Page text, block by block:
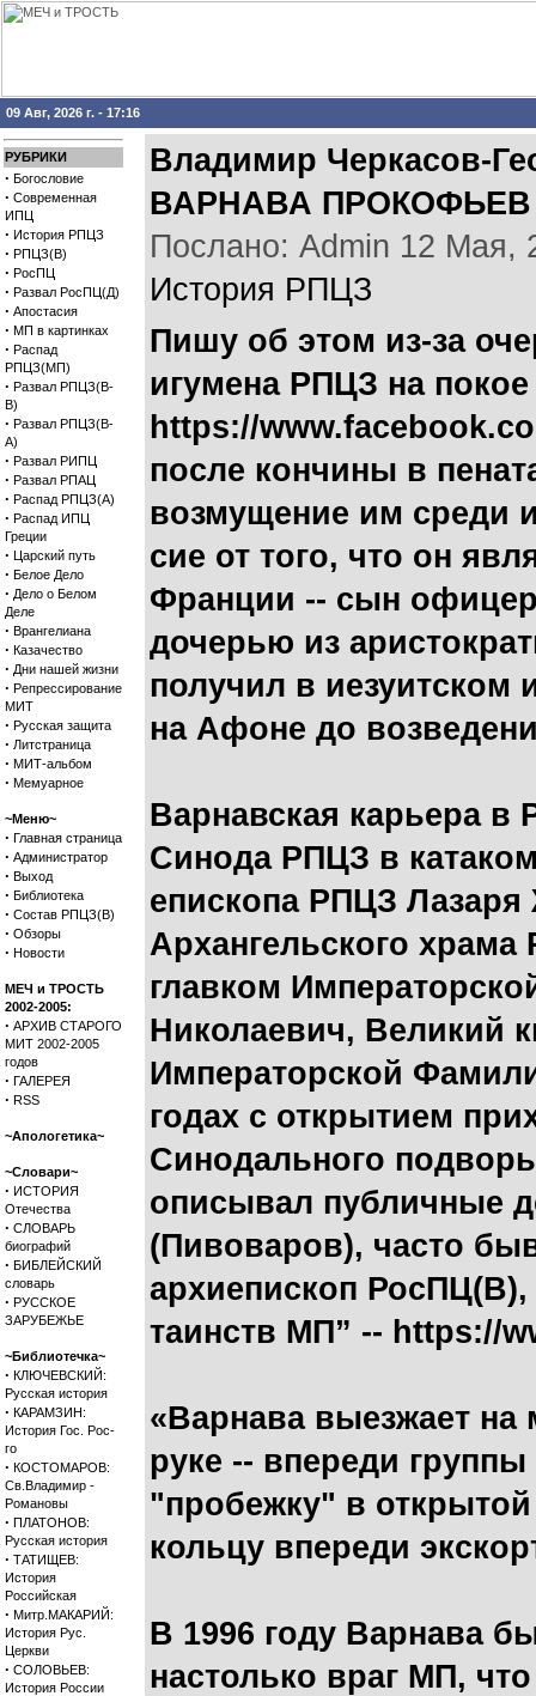
09 Авг, 2026 г. - 17:16
РУБРИКИ
· Богословие
· Современная
ИПЦ
· История РПЦЗ
· РПЦЗ(В)
· РосПЦ
· Развал РосПЦ(Д)
· Апостасия
· МП в картинках
· Распад
РПЦЗ(МП)
· Развал РПЦЗ(В-
В)
· Развал РПЦЗ(В-
А)
· Развал РИПЦ
· Развал РПАЦ
· Распад РПЦЗ(А)
· Распад ИПЦ
Греции
· Царский путь
· Белое Дело
· Дело о Белом
Деле
· Врангелиана
· Казачество
· Дни нашей жизни
· Репрессирование
МИТ
· Русская защита
· Литстраница
· МИТ-альбом
· Мемуарное
~Меню~
· Главная страница
· Администратор
· Выход
· Библиотека
· Состав РПЦЗ(В)
· Обзоры
· Новости
МЕЧ и ТРОСТЬ
2002-2005:
· АРХИВ СТАРОГО
МИТ 2002-2005
годов
· ГАЛЕРЕЯ
· RSS
~Апологетика~
~Словари~
· ИСТОРИЯ
Отечества
· СЛОВАРЬ
биографий
· БИБЛЕЙСКИЙ
словарь
· РУССКОЕ
ЗАРУБЕЖЬЕ
~Библиотечка~
· КЛЮЧЕВСКИЙ:
Русская история
· КАРАМЗИН:
История Гос. Рос-
го
· КОСТОМАРОВ:
Св.Владимир -
Романовы
· ПЛАТОНОВ:
Русская история
· ТАТИЩЕВ:
История
Российская
· Митр.МАКАРИЙ:
История Рус.
Церкви
· СОЛОВЬЕВ:
История России
Владимир Черкасов-
ВАРНАВА
Послано: Admin 12 Мая,
История РПЦЗ
Пишу об этом из-за
игумена РПЦЗ на
https://
после кончины в
возмущение им среди
сие от того, что он
Франции -- сын
дочерью из
получил в иезуитском
на Афоне до
Варнавская карьера
Синода РПЦЗ в
епископа РПЦЗ Лазаря
Архангельского
главком
Николаевич, Великий
Императорской
годах с открытием
Синодального
описывал публичные
(Пивоваров), часто
архиепископ
таинств МП” -- https://
«Варнава выезжает на
руке -- впереди
"пробежку" в
кольцу впереди
В 1996 году Варнава
настолько враг МП,